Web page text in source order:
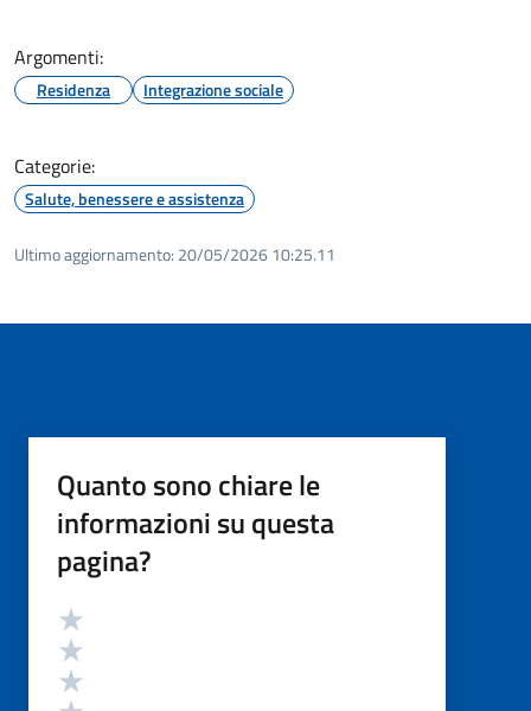
Argomenti:
Residenza Integrazione sociale
Categorie:
Salute, benessere e assistenza
Ultimo aggiornamento: 20/05/2026 10:25.11
Quanto sono chiare le
informazioni su questa
pagina?
Valutazione